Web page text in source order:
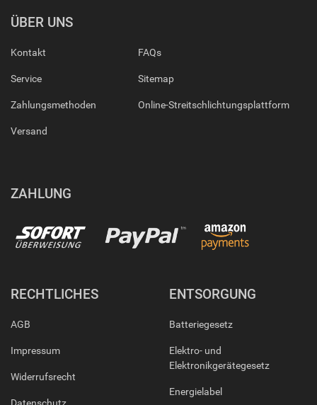
ÜBER UNS
Kontakt
Service
Zahlungsmethoden
Versand
FAQs
Sitemap
Online-Streitschlichtungsplattform
ZAHLUNG
RECHTLICHES
AGB
Impressum
Widerrufsrecht
ENTSORGUNG
Batteriegesetz
Elektro- und
Elektronikgerätegesetz
Energielabel